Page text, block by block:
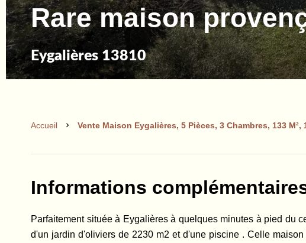
Rare maison
Eygalières 13810
Accueil Vente Maison Eygalières, 5 Pièces, 3 Chambres, 133 M²,
Informations
Parfaitement située à Eygalières à quelques minutes à pied du
d'un jardin d'oliviers de 2230 m2 et d'une piscine . Celle